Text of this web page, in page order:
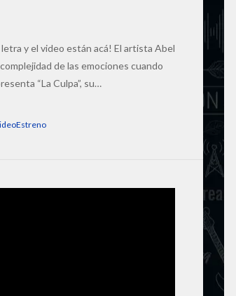
y el video están acá! El artista Abel
de las emociones cuando
“La Culpa”, su…